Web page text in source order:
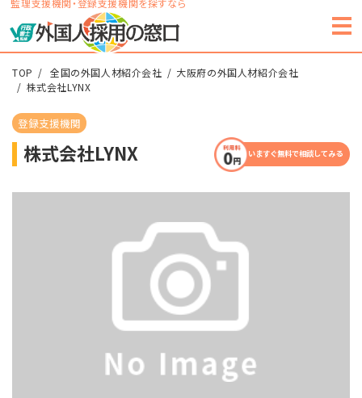
監理支援機関・登録支援機関を探すなら
TOP 全国の外国人材紹介会社
大阪府の外国人材紹介会社
株式会社LYNX
登録支援機関
株式会社LYNX いますぐ無料で相談してみる